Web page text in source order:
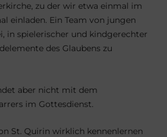
zu der wir etwa einmal im
einladen. Ein Team von jungen
in spielerischer und kindgerechter
des Glaubens zu
aber nicht mit dem
im Gottesdienst.
St. Quirin wirklich kennenlernen